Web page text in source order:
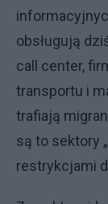
obsługują
call center,
transportu i
trafiają
są to sektory
restrykcjami